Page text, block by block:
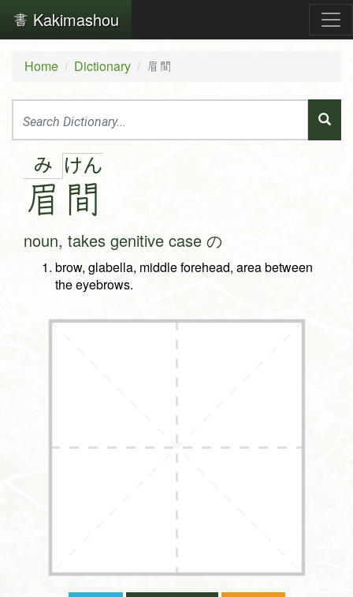
Kakimashou
Home Dictionary 眉間
み
眉
けん
間
noun, takes genitive case の
brow, glabella, middle forehead, area between
the eyebrows.